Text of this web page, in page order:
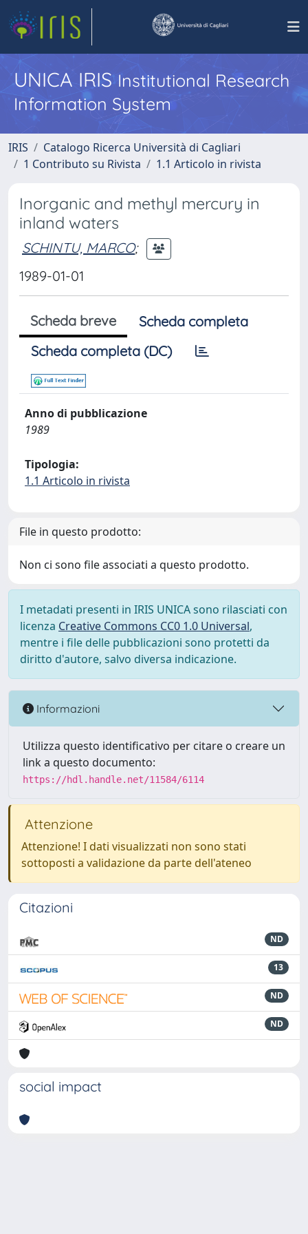
UNICA IRISInstitutional Research
Information System
IRIS
Catalogo Ricerca Università di Cagliari
1 Contributo su Rivista
1.1 Articolo in rivista
Inorganic and methyl mercury in
inland waters
SCHINTU, MARCO;
1989-01-01
Scheda breve
Scheda completa
Scheda completa (DC)
Anno di pubblicazione
1989
Tipologia:
1.1 Articolo in rivista
File in questo prodotto:
Non ci sono file associati a questo prodotto.
I metadati presenti in IRIS UNICA sono rilasciati con
licenza Creative Commons CC0 1.0 Universal,
mentre i file delle pubblicazioni sono protetti da
diritto d'autore, salvo diversa indicazione.
Informazioni
Utilizza questo identificativo per citare o creare un
link a questo documento:
https://hdl.handle.net/11584/6114
Attenzione
Attenzione! I dati visualizzati non sono stati
sottoposti a validazione da parte dell'ateneo
Citazioni
ND
13
ND
ND
social impact